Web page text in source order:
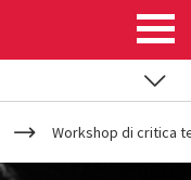
Workshop di critica